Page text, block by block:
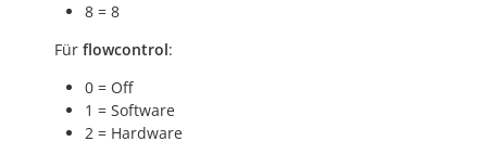
8 = 8
Für flowcontrol:
0 = Off
1 = Software
2 = Hardware